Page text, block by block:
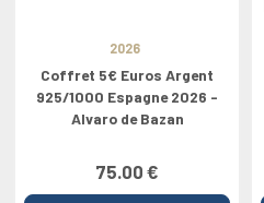
2026
Coffret 5€ Euros Argent
925/1000 Espagne 2026 -
Alvaro de Bazan
75.00 €